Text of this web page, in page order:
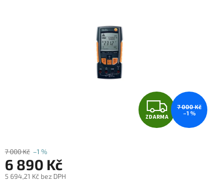
Z
D
ZDARMA
7 000 Kč
–1 %
7 000 Kč –1 %
6 890 Kč
5 694,21 Kč bez DPH